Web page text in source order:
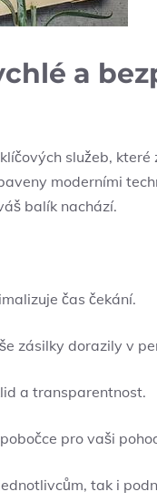
a
služeb, které
moderními
balík nachází.
čas čekání.
zásilky dorazily v
a transparentnost.
pro vaši
tak i